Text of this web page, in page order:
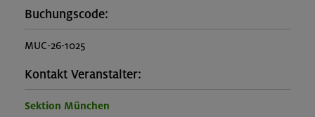
Buchungscode:
MUC-26-1025
Kontakt Veranstalter:
Sektion München